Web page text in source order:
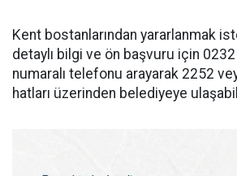
Kent bostanlarından yararlanmak
detaylı bilgi ve ön başvuru için
numaralı telefonu arayarak 2252
hatları üzerinden belediyeye